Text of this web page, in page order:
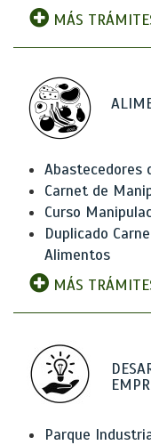
MÁS
Abastecedores
Carnet de
Curso
Duplicado
Alimentos
MÁS
Parque